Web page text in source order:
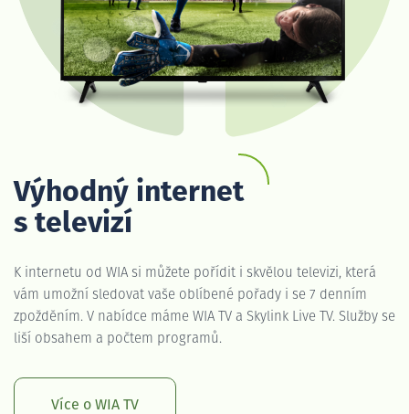
Výhodný internet
s televizí
K internetu od WIA si můžete pořídit i skvělou televizi, která
vám umožní sledovat vaše oblíbené pořady i se 7 denním
zpožděním. V nabídce máme WIA TV a Skylink Live TV. Služby se
liší obsahem a počtem programů.
Více o WIA TV